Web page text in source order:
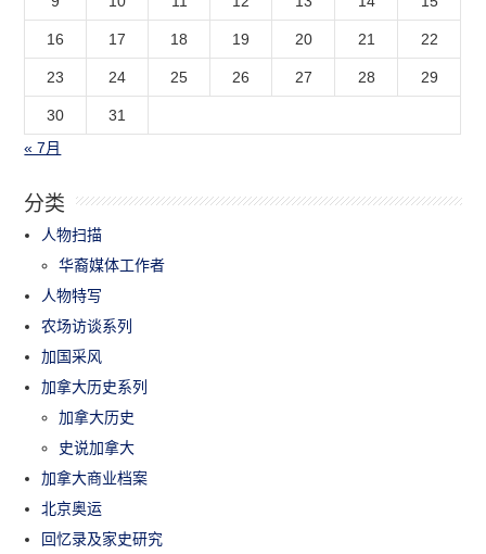
16 17 18 19 20 21 22
23 24 25 26 27 28 29
30
31
« 7月
分类
人物扫描
华裔媒体工作者
人物特写
农场访谈系列
加国采风
加拿大历史系列
加拿大历史
史说加拿大
加拿大商业档案
北京奥运
回忆录及家史研究